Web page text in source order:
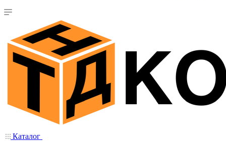
Каталог